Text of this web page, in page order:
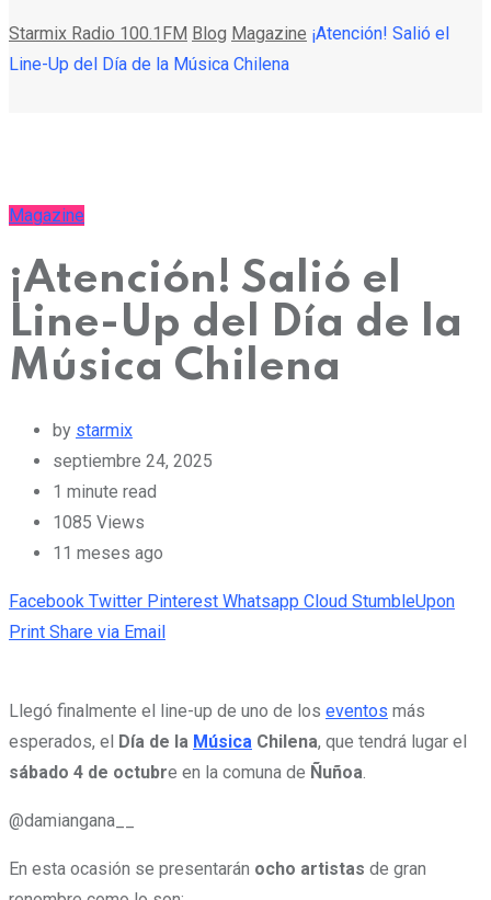
Starmix Radio 100.1FM Blog Magazine ¡Atención! Salió el
Line-Up del Día de la Música Chilena
Magazine
¡Atención! Salió el
Line-Up del Día de la
Música Chilena
by starmix
septiembre 24, 2025
1 minute read
1085 Views
11 meses ago
Facebook Twitter Pinterest Whatsapp Cloud StumbleUpon
Print Share via Email
Llegó finalmente el line-up de uno de los eventos más
esperados, el Día de la Música Chilena, que tendrá lugar el
sábado 4 de octubre en la comuna de Ñuñoa
@damiangana__
En esta ocasión se presentarán ocho artistas de gran